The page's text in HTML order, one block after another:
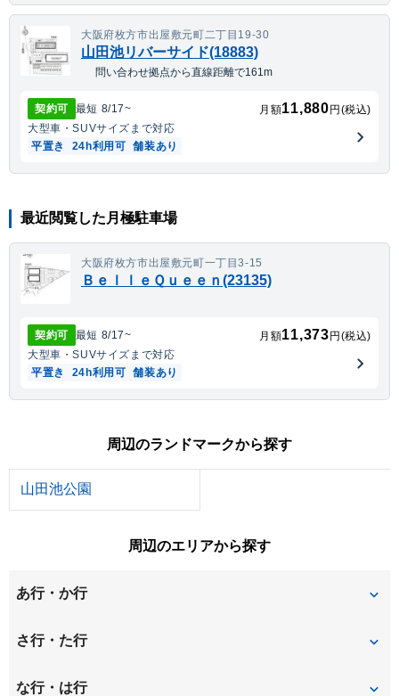
大阪府枚方市出屋敷元町二丁目19-30
山田池リバーサイド(18883)
問い合わせ拠点から直線距離で161m
契約可 最短 8/17~ 月額11,880 円(税込)
大型車・SUVサイズまで対応
平置き
24h利用可 舗装あり
最近閲覧した月極駐車場
大阪府枚方市出屋敷元町一丁目3-15
ＢｅｌｌｅＱｕｅｅｎ(23135)
契約可 最短 8/17~ 月額11,373 円(税込)
大型車・SUVサイズまで対応
平置き
24h利用可 舗装あり
周辺のランドマークから探す
山田池公園
周辺のエリアから探す
あ行・か行
池之宮
甲斐田新町
さ行・た行
桜丘町
な行・は行